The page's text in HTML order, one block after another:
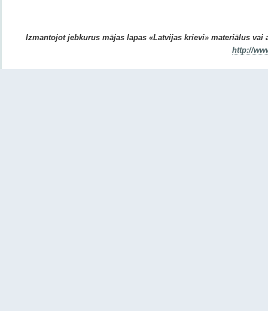
Izmantojot jebkurus mājas lapas «Latvijas krievi» materiālus
http://